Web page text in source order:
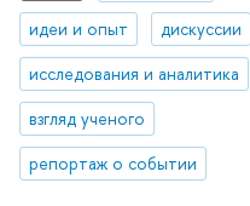
идеи и опыт
дискуссии
исследования и аналитика
взгляд ученого
репортаж о событии